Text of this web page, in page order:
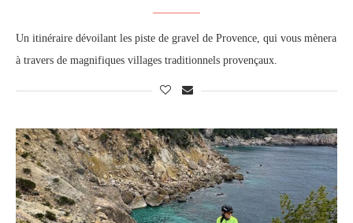
Un itinéraire dévoilant les piste de gravel de Provence, qui vous mènera
à travers de magnifiques villages traditionnels provençaux.